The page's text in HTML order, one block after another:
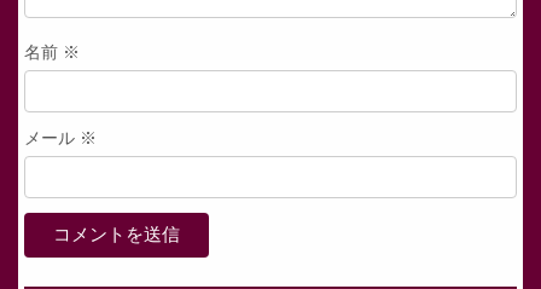
名前 ※
メール ※